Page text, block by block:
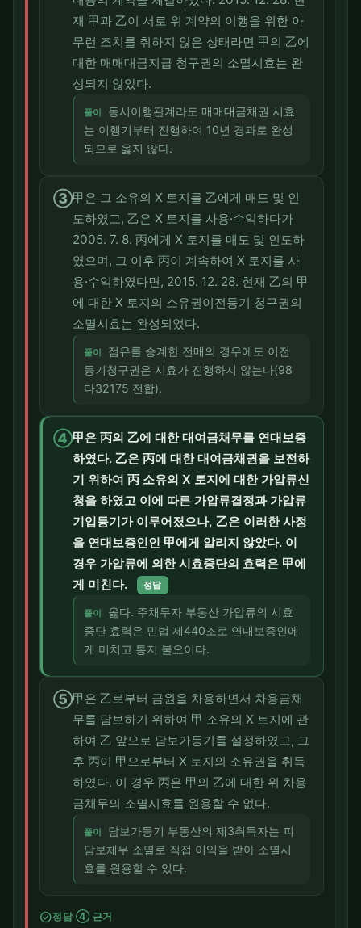
재 甲과 乙이 서로 위 계약의 이행을 위한 아
무런 조치를 취하지 않은 상태라면 甲의 乙에
대한 매매대금지급 청구권의 소멸시효는 완
성되지 않았다.
풀이
동시이행관계라도 매매대금채권 시효
는 이행기부터 진행하여 10년 경과로 완성
되므로 옳지 않다.
③甲은 그 소유의 X 토지를 乙에게 매도 및 인
도하였고, 乙은 X 토지를 사용·수익하다가
2005. 7. 8. 丙에게 X 토지를 매도 및 인도하
였으며, 그 이후 丙이 계속하여 X 토지를 사
용·수익하였다면, 2015. 12. 28. 현재 乙의 甲
에 대한 X 토지의 소유권이전등기 청구권의
소멸시효는 완성되었다.
풀이
점유를 승계한 전매의 경우에도 이전
등기청구권은 시효가 진행하지 않는다(98
다32175 전합).
④甲은 丙의 乙에 대한 대여금채무를 연대보증
하였다. 乙은 丙에 대한 대여금채권을 보전하
기 위하여 丙 소유의 X 토지에 대한 가압류신
청을 하였고 이에 따른 가압류결정과 가압류
기입등기가 이루어졌으나, 乙은 이러한 사정
을 연대보증인인 甲에게 알리지 않았다. 이
경우 가압류에 의한 시효중단의 효력은 甲에
게 미친다.
정답
풀이
옳다. 주채무자 부동산 가압류의 시효
중단 효력은 민법 제440조로 연대보증인에
게 미치고 통지 불요이다.
⑤甲은 乙로부터 금원을 차용하면서 차용금채
무를 담보하기 위하여 甲 소유의 X 토지에 관
하여 乙 앞으로 담보가등기를 설정하였고, 그
후 丙이 甲으로부터 X 토지의 소유권을 취득
하였다. 이 경우 丙은 甲의 乙에 대한 위 차용
금채무의 소멸시효를 원용할 수 없다.
풀이
담보가등기 부동산의 제3취득자는 피
담보채무 소멸로 직접 이익을 받아 소멸시
효를 원용할 수 있다.
check_circle정답 ④ 근거